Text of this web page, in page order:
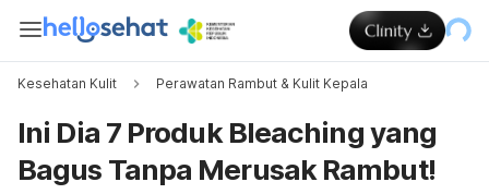
Kesehatan Kulit Perawatan Rambut & Kulit Kepala
Ini Dia 7 Produk Bleaching yang
Bagus Tanpa Merusak Rambut!